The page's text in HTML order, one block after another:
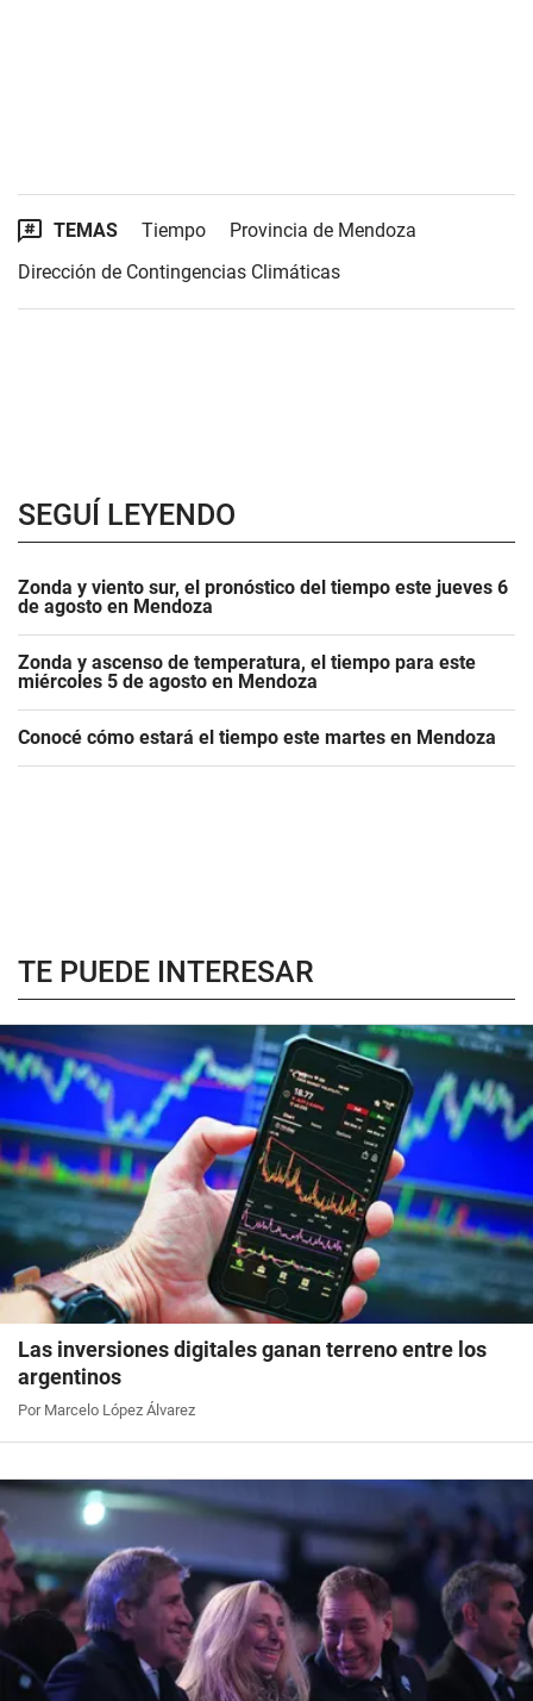
TEMAS Tiempo
Provincia de Mendoza
Dirección de Contingencias Climáticas
SEGUÍ LEYENDO
Zonda y viento sur, el pronóstico del tiempo este jueves 6
de agosto en Mendoza
Zonda y ascenso de temperatura, el tiempo para este
miércoles 5 de agosto en Mendoza
Conocé cómo estará el tiempo este martes en Mendoza
TE PUEDE INTERESAR
Las inversiones digitales ganan terreno entre los
argentinos
Por Marcelo López Álvarez